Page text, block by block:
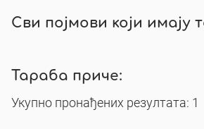
Сви појмови који имају
Тараба приче:
Укупно пронађених резултата: 1